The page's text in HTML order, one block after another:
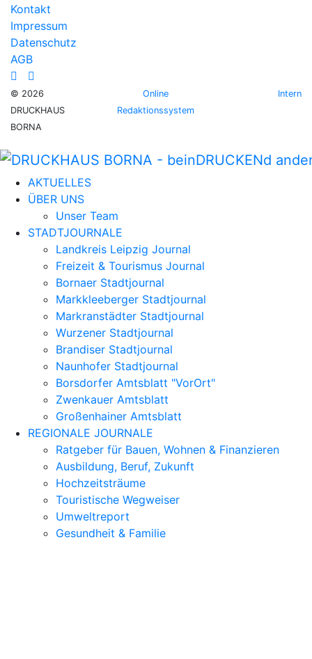
Kontakt
Impressum
Datenschutz
AGB
© 2026
DRUCKHAUS
BORNA
Online
Redaktionssystem
Intern
AKTUELLES
ÜBER UNS
Unser Team
STADTJOURNALE
Landkreis Leipzig Journal
Freizeit & Tourismus Journal
Bornaer Stadtjournal
Markkleeberger Stadtjournal
Markranstädter Stadtjournal
Wurzener Stadtjournal
Brandiser Stadtjournal
Naunhofer Stadtjournal
Borsdorfer Amtsblatt "VorOrt"
Zwenkauer Amtsblatt
Großenhainer Amtsblatt
REGIONALE JOURNALE
Ratgeber für Bauen, Wohnen & Finanzieren
Ausbildung, Beruf, Zukunft
Hochzeitsträume
Touristische Wegweiser
Umweltreport
Gesundheit & Familie